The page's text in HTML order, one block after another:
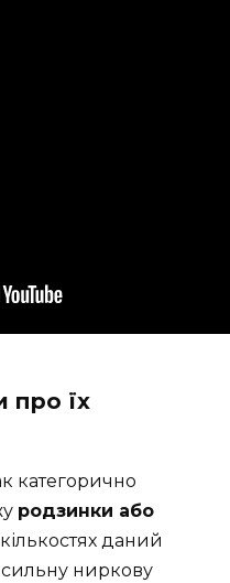
про їх
категорично
родзинки або
даний
ниркову